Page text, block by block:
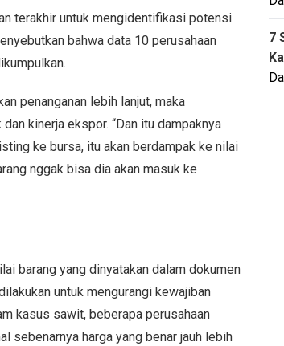
terakhir untuk mengidentifikasi potensi
bahwa data 10 perusahaan
penanganan lebih lanjut, maka
kinerja ekspor. “Dan itu dampaknya
ke bursa, itu akan berdampak ke nilai
nggak bisa dia akan masuk ke
barang yang dinyatakan dalam dokumen
untuk mengurangi kewajiban
kasus sawit, beberapa perusahaan
sebenarnya harga yang benar jauh lebih
7